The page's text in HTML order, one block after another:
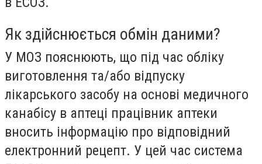
Як здійснюється обмін даними?
У МОЗ пояснюють, що під час обліку
виготовлення та/або відпуску
лікарського засобу на основі медичного
канабісу в аптеці працівник аптеки
вносить інформацію про відповідний
електронний рецепт. У цей час система